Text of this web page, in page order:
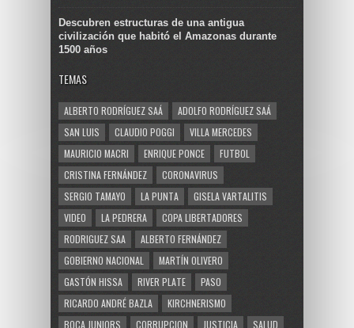
Descubren estructuras de una antigua
civilización que habitó el Amazonas durante
1500 años
TEMAS
ALBERTO RODRÍGUEZ SAÁ
ADOLFO RODRÍGUEZ SAÁ
SAN LUIS
CLAUDIO POGGI
VILLA MERCEDES
MAURICIO MACRI
ENRIQUE PONCE
FUTBOL
CRISTINA FERNÁNDEZ
CORONAVIRUS
SERGIO TAMAYO
LA PUNTA
GISELA VARTALITIS
VIDEO
LA PEDRERA
COPA LIBERTADORES
RODRIGUEZ SAA
ALBERTO FERNÁNDEZ
GOBIERNO NACIONAL
MARTÍN OLIVERO
GASTÓN HISSA
RIVER PLATE
PASO
RICARDO ANDRÉ BAZLA
KIRCHNERISMO
BOCA JUNIORS
CORRUPCION JUSTICIA SALUD